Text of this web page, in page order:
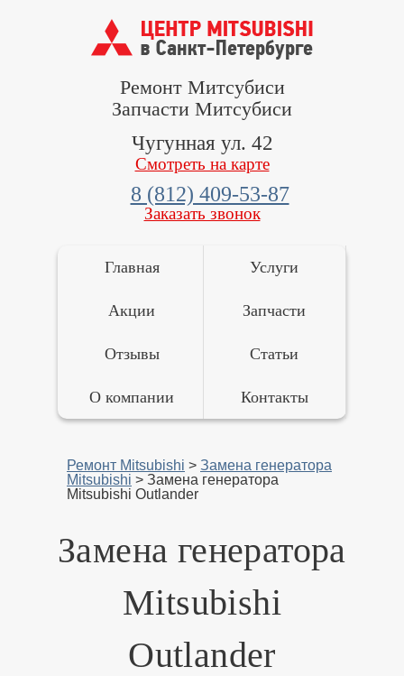
Ремонт Митсубиси
Запчасти Митсубиси
Чугунная ул. 42
Смотреть на карте
8 (812) 409-53-87
Заказать звонок
Главная
Акции
Услуги
Запчасти
Отзывы Статьи
О компании Контакты
Ремонт Mitsubishi > Замена генератора
Mitsubishi > Замена генератора
Mitsubishi Outlander
Замена генератора
Mitsubishi
Outlander